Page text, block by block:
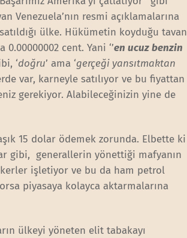
Venezuela’nın resmi açıklamalarına
ülke. Hükümetin koyduğu tavan
cent. Yani ‘’en ucuz benzin
‘doğru’ ama ‘gerçeği yansıtmaktan
var, karneyle satılıyor ve bu fiyattan
gerekiyor. Alabileceğinizin yine de
15 dolar ödemek zorunda. Elbette ki
gibi, generallerin yönettiği mafyanın
işletiyor ve bu da ham petrol
piyasaya kolayca aktarmalarına
ülkeyi yöneten elit tabakayı